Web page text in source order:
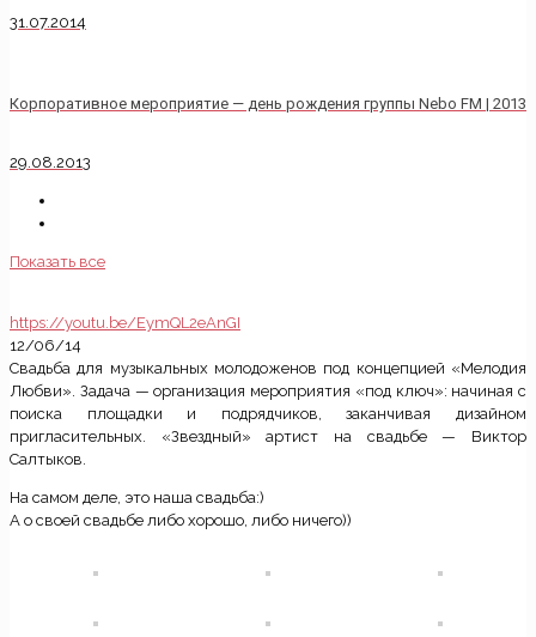
31.07.2014
Корпоративное мероприятие — день рождения группы Nebo FM | 2013
29.08.2013
Показать все
https://youtu.be/EymQL2eAnGI
12/06/14
Свадьба для музыкальных молодоженов под концепцией «Мелодия
Любви». Задача — организация мероприятия «под ключ»: начиная с
поиска площадки и подрядчиков, заканчивая дизайном
пригласительных. «Звездный» артист на свадьбе — Виктор
Салтыков.
На самом деле, это наша свадьба:)
А о своей свадьбе либо хорошо, либо ничего))